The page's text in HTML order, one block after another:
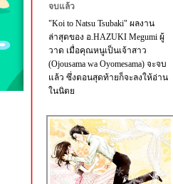
จบแล้ว
"Koi to Natsu Tsubaki" ผลงาน
ล่าสุดของ อ.HAZUKI Megumi ผู้
วาด เมื่อคุณหนูเป็นเจ้าสาว
(Ojousama wa Oyomesama) จะจบ
แล้ว ซึ่งตอนสุดท้ายก็จะลงให้อ่าน
ในนิตย